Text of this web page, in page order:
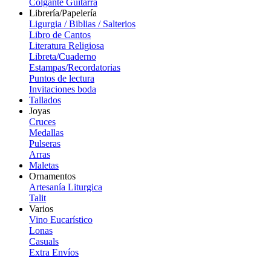
Colgante Guitarra
Librería/Papelería
Ligurgia / Biblias / Salterios
Libro de Cantos
Literatura Religiosa
Libreta/Cuaderno
Estampas/Recordatorias
Puntos de lectura
Invitaciones boda
Tallados
Joyas
Cruces
Medallas
Pulseras
Arras
Maletas
Ornamentos
Artesanía Liturgica
Talit
Varios
Vino Eucarístico
Lonas
Casuals
Extra Envíos